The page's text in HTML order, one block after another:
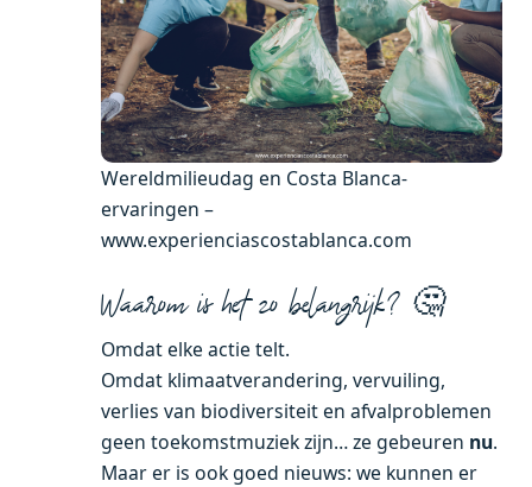
Wereldmilieudag en Costa Blanca-
ervaringen –
www.experienciascostablanca.com
Waarom is het zo belangrijk? 🤔
Omdat elke actie telt.
Omdat klimaatverandering, vervuiling,
verlies van biodiversiteit en afvalproblemen
geen toekomstmuziek zijn… ze gebeuren nu.
Maar er is ook goed nieuws: we kunnen er